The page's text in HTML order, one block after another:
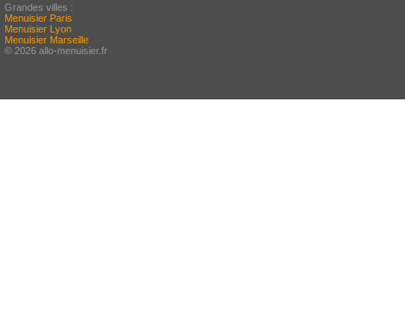
Grandes villes :
Menuisier Paris
Menuisier Lyon
Menuisier Marseille
© 2026 allo-menuisier.fr